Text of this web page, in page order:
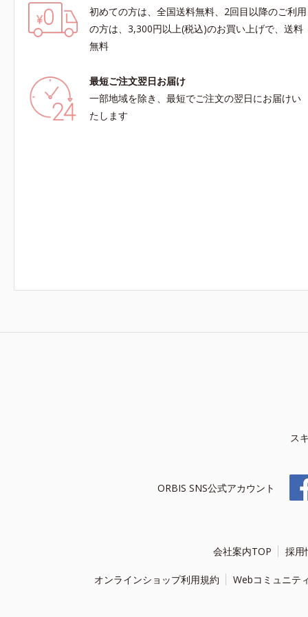
初めての方は、全国送料無料、2回目以降のご利用
の方は、3,300円以上(税込)のお買い上げで、送料
無料
最短ご注文翌日お届け
一部地域を除き、最短でご注文の翌日にお届けい
たします
ス
ORBIS SNS公式アカウント
会社案内TOP 採用
オンラインショップ利用規約 Webコミュニテ